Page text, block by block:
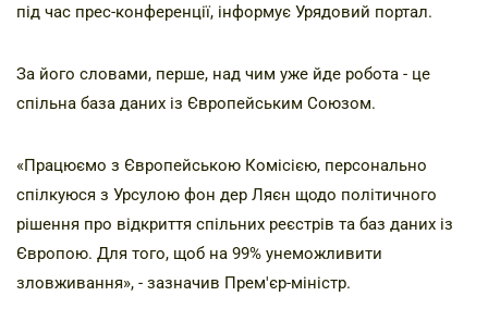
під час прес-конференції, інформує Урядовий портал.
За його словами, перше, над чим уже йде робота - це
спільна база даних із Європейським Союзом.
«Працюємо з Європейською Комісією, персонально
спілкуюся з Урсулою фон дер Ляєн щодо політичного
рішення про відкриття спільних реєстрів та баз даних із
Європою. Для того, щоб на 99% унеможливити
зловживання», - зазначив Прем'єр-міністр.